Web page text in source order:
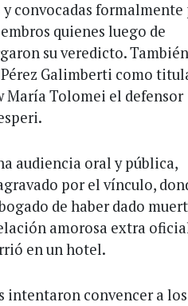
convocadas formalmente
quienes luego de
su veredicto. También
Galimberti como
María Tolomei el defensor
audiencia oral y pública,
por el vínculo,
de haber dado
amorosa extra
en un hotel.
intentaron convencer a los